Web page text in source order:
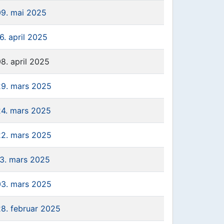
mai 2025
april 2025
april 2025
mars 2025
mars 2025
mars 2025
mars 2025
mars 2025
februar 2025